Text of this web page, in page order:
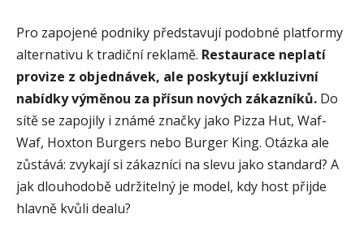
Pro zapojené podniky představují podobné platformy
alternativu k tradiční reklamě. Restaurace neplatí
provize z objednávek, ale poskytují exkluzivní
nabídky výměnou za přísun nových zákazníků. Do
sítě se zapojily i známé značky jako Pizza Hut, Waf-
Waf, Hoxton Burgers nebo Burger King. Otázka ale
zůstává: zvykají si zákazníci na slevu jako standard? A
jak dlouhodobě udržitelný je model, kdy host přijde
hlavně kvůli dealu?